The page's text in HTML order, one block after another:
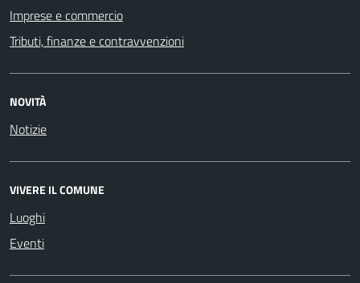
Imprese e commercio
Tributi, finanze e contravvenzioni
NOVITÀ
Notizie
VIVERE IL COMUNE
Luoghi
Eventi